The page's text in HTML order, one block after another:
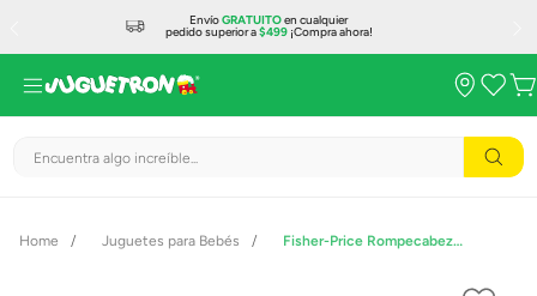
EnvíoGRATUITOen cualquier
pedido superior a$499¡Compra ahora!
Encuentra algo increíble...
Juguetes para Bebés Fisher-Price Rompecabezas Geométrico Mandala de Madera HXT94